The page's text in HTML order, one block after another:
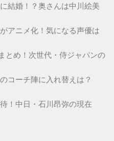
結婚！？奥さんは中川絵美
アニメ化！気になる声優は
とめ！次世代・侍ジャパンの
コーチ陣に入れ替えは？
！中日・石川昂弥の現在